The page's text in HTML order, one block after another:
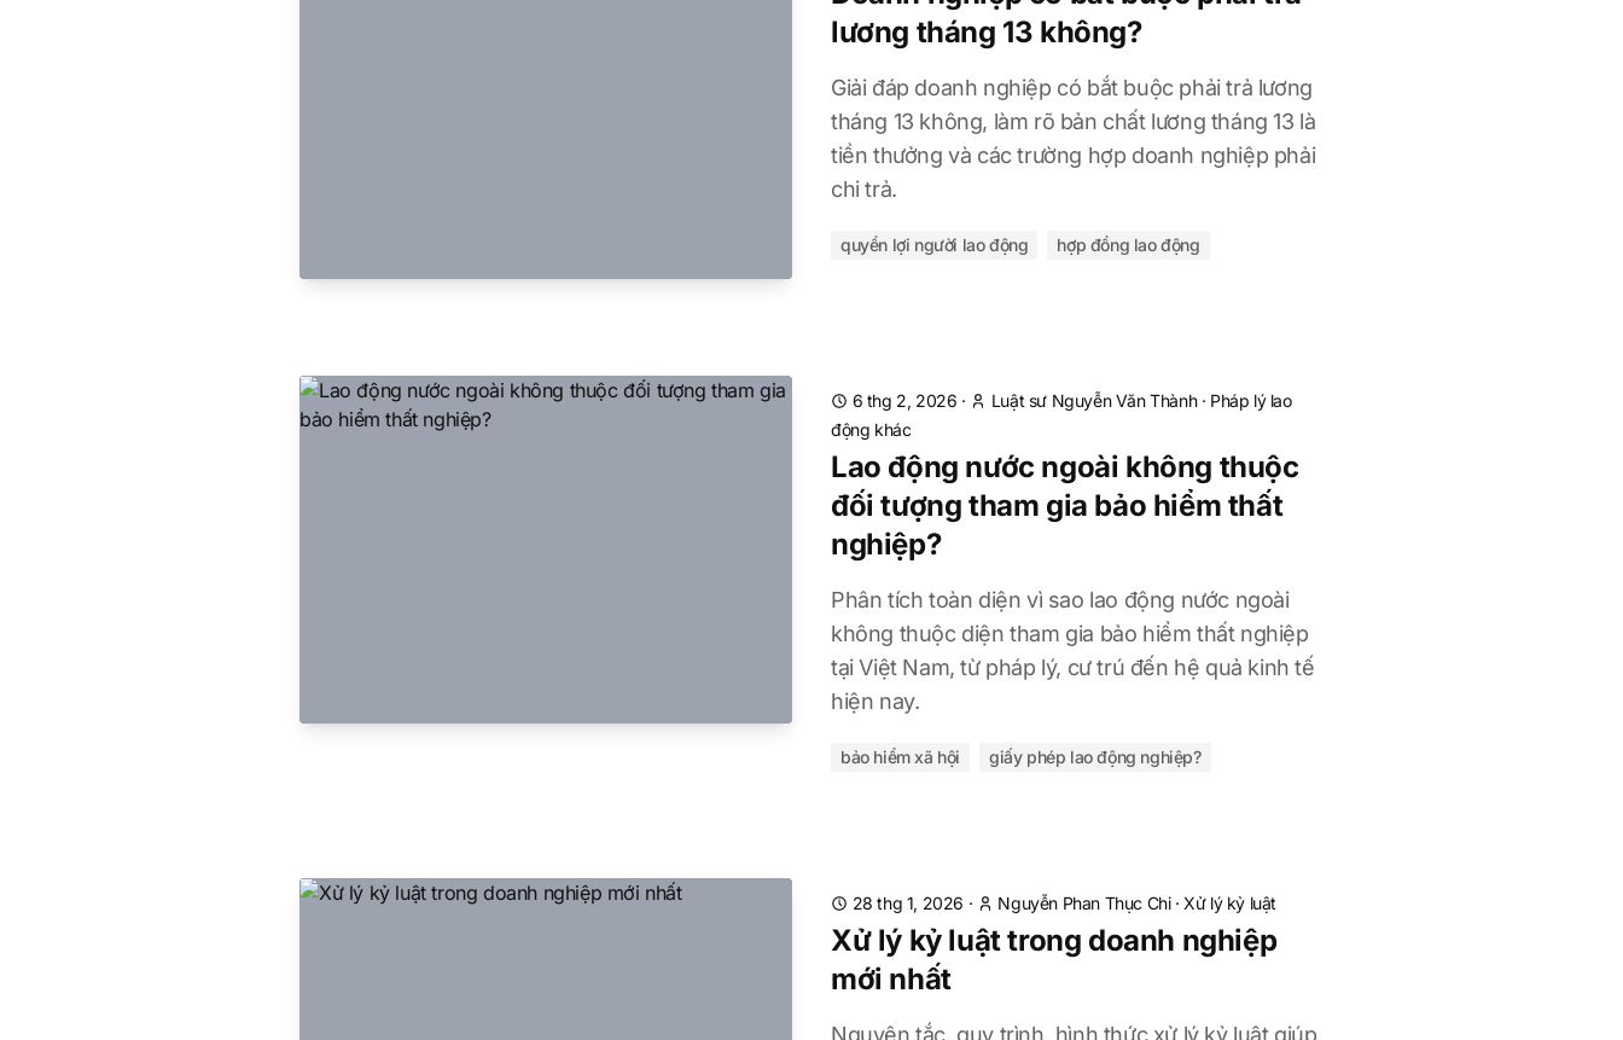
lương tháng 13 không?
Giải đáp doanh nghiệp có bắt buộc phải trả lương
tháng 13 không, làm rõ bản chất lương tháng 13 là
tiền thưởng và các trường hợp doanh nghiệp phải
chi trả.
quyền lợi người lao động hợp đồng lao động
6 thg 2, 2026 · Luật sư Nguyễn Văn Thành· Pháp lý lao
động khác
Lao động nước ngoài không thuộc
đối tượng tham gia bảo hiểm thất
nghiệp?
Phân tích toàn diện vì sao lao động nước ngoài
không thuộc diện tham gia bảo hiểm thất nghiệp
tại Việt Nam, từ pháp lý, cư trú đến hệ quả kinh tế
hiện nay.
bảo hiểm xã hội giấy phép lao động nghiệp?
28 thg 1, 2026 · Nguyễn Phan Thục Chi· Xử lý kỷ luật
Xử lý kỷ luật trong doanh nghiệp
mới nhất
Nguyên tắc, quy trình, hình thức xử lý kỷ luật giúp